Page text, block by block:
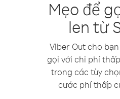
Mẹo để
len từ
Viber Out cho
gọi với chi phí
trong các tùy
cước phí thấp